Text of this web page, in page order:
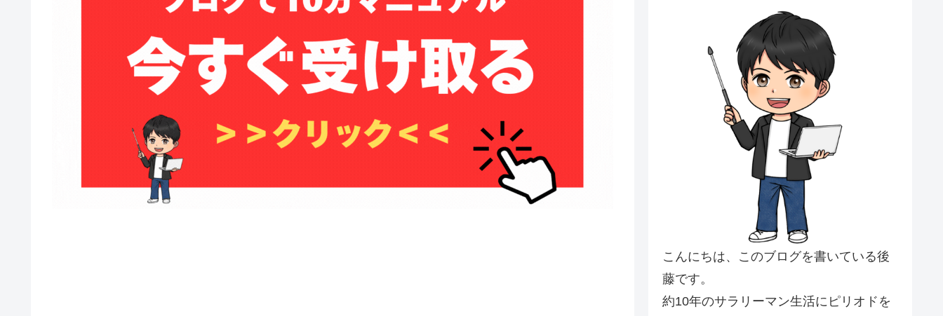
こんにちは、このブログを書いている後
藤です。
約10年のサラリーマン生活にピリオドを